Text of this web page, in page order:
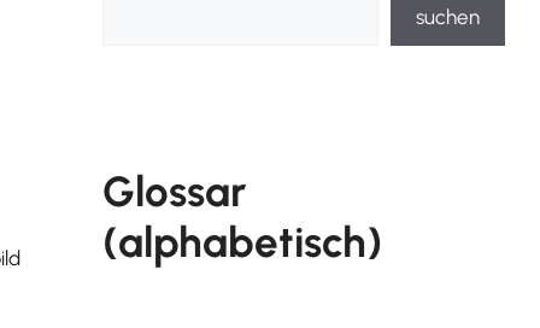
suchen
Glossar
(alphabetisch)